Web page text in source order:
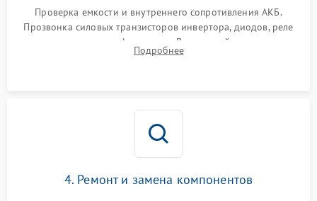
Проверка емкости и внутреннего сопротивления АКБ.
Прозвонка силовых транзисторов инвертора, диодов, реле
переключения и трансформатора. Визуальный поиск вздутых
конденсаторов и прогаров на печатной плате.
Подробнее
4. Ремонт и замена компонентов